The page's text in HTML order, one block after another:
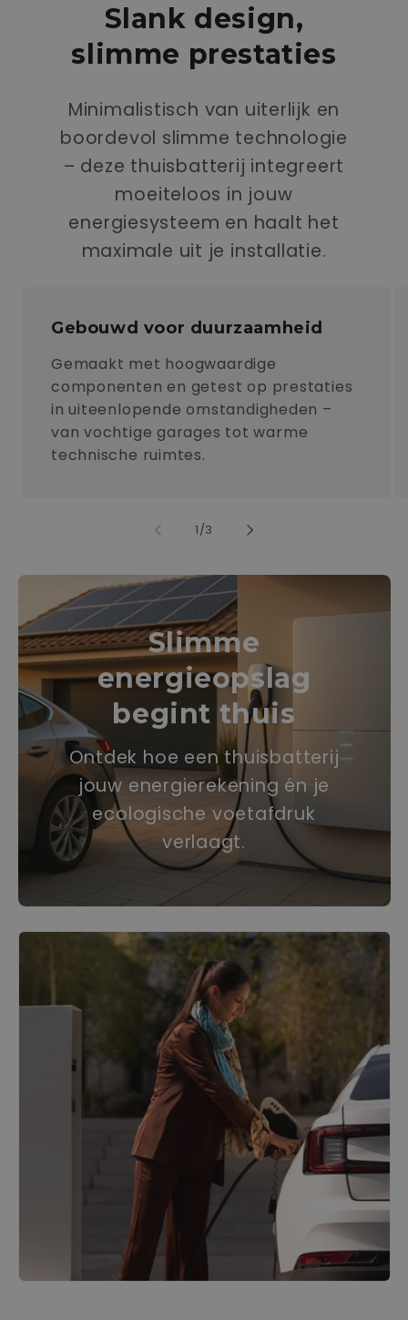
Slank design,
slimme prestaties
Minimalistisch van uiterlijk en
boordevol slimme technologie
– deze thuisbatterij integreert
moeiteloos in jouw
energiesysteem en haalt het
maximale uit je installatie.
Gebouwd voor duurzaamheid
Gemaakt met hoogwaardige
componenten en getest op prestaties
in uiteenlopende omstandigheden –
van vochtige garages tot warme
technische ruimtes.
1/von
3
Slimme
energieopslag
begint thuis
Ontdek hoe een thuisbatterij
jouw energierekening én je
ecologische voetafdruk
verlaagt.